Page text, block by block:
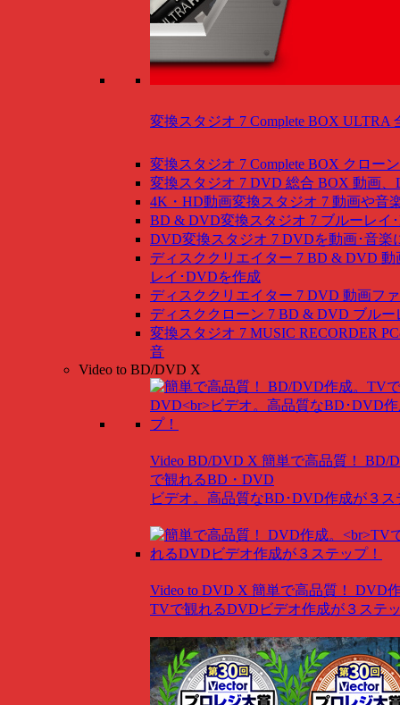
変換スタジオ 7 Complete BOX ULTRA
変換スタジオ 7 Complete BOX クロー
変換スタジオ 7 DVD 総合 BOX 動画、
4K・HD動画変換スタジオ 7 動画や音
BD & DVD変換スタジオ 7 ブルーレイ
DVD変換スタジオ 7 DVDを動画･音楽
ディスククリエイター 7 BD & DVD 動
レイ･DVDを作成
ディスククリエイター 7 DVD 動画フ
ディスククローン 7 BD & DVD ブルー
変換スタジオ 7 MUSIC RECORDER
音
Video to BD/DVD X
Video BD/DVD X 簡単で高品質！ BD/
で観れるBD・DVD
ビデオ。高品質なBD･DVD作成が３ス
Video to DVD X 簡単で高品質！ DVD
TVで観れるDVDビデオ作成が３ステ